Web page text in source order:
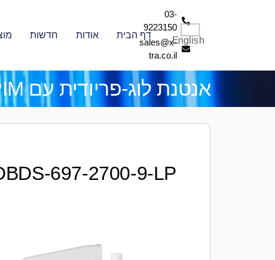
דף הבית אודות חדשות
03-
9223150
sales@x-
tra.co.il
English
אנטנת לוג-פריודית עם PIM נמוך
697-2700-9-LP